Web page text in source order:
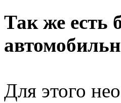
Так же есть
Для этого